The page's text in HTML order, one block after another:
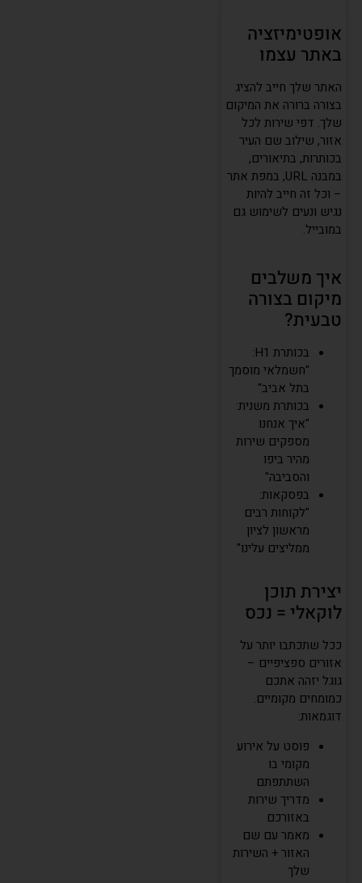
אופטימיזציה
באתר עצמו
האתר שלך חייב להציג
בצורה ברורה את המיקום
שלך. דפי שירות לכל
אזור, שילוב שם העיר
בכותרות, בתיאורים,
במבנה URL, במפת אתר
– וכל זה חייב להיות
נגיש ונעים לשימוש גם
במובייל.
איך משלבים
מיקום בצורה
טבעית?
בכותרת H1:
"חשמלאי מוסמך
בתל אביב"
בכותרת משנית:
"איך אנחנו
מספקים שירות
מהיר ביפו
והסביבה"
בפסקאות:
"לקוחות רבים
מראשון לציון
ממליצים עלינו"
יצירת תוכן
לוקאלי = נכס
ככל שתכתבו יותר על
אזורים ספציפיים –
גוגל יזהה אתכם
כמומחים מקומיים.
דוגמאות:
פוסט על אירוע
מקומי בו
השתתפתם
מדריך שירות
באזורכם
מאמר עם שם
האזור + השירות
שלך